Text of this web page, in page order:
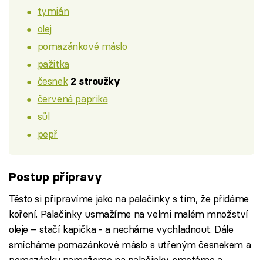
tymián
olej
pomazánkové máslo
pažitka
česnek 2 stroužky
červená paprika
sůl
pepř
Postup přípravy
Těsto si připravíme jako na palačinky s tím, že přidáme
koření. Palačinky usmažíme na velmi malém množství
oleje – stačí kapička - a necháme vychladnout. Dále
smícháme pomazánkové máslo s utřeným česnekem a